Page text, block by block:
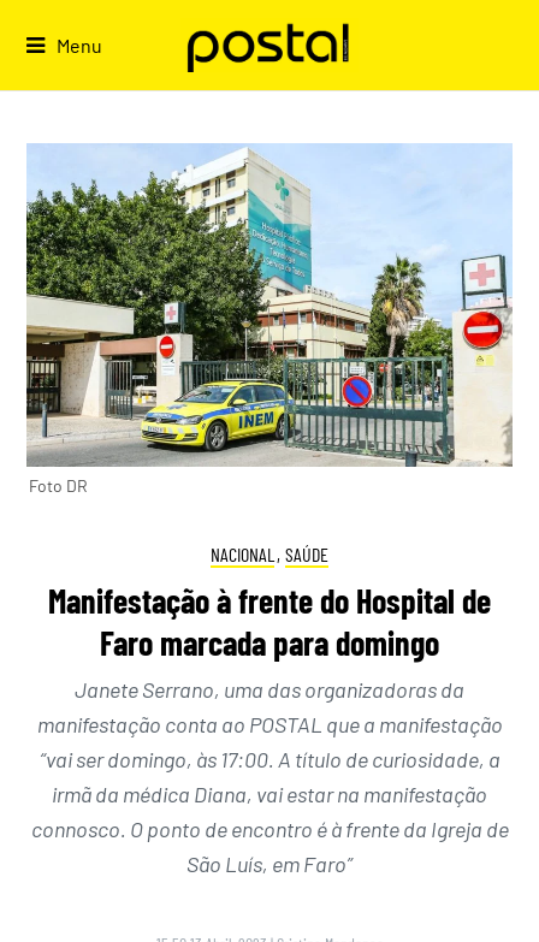
Menu
Foto DR
NACIONAL , SAÚDE
Manifestação à frente do Hospital de
Faro marcada para domingo
Janete Serrano, uma das organizadoras da
manifestação conta ao POSTAL que a manifestação
“vai ser domingo, às 17:00. A título de curiosidade, a
irmã da médica Diana, vai estar na manifestação
connosco. O ponto de encontro é à frente da Igreja de
São Luís, em Faro”